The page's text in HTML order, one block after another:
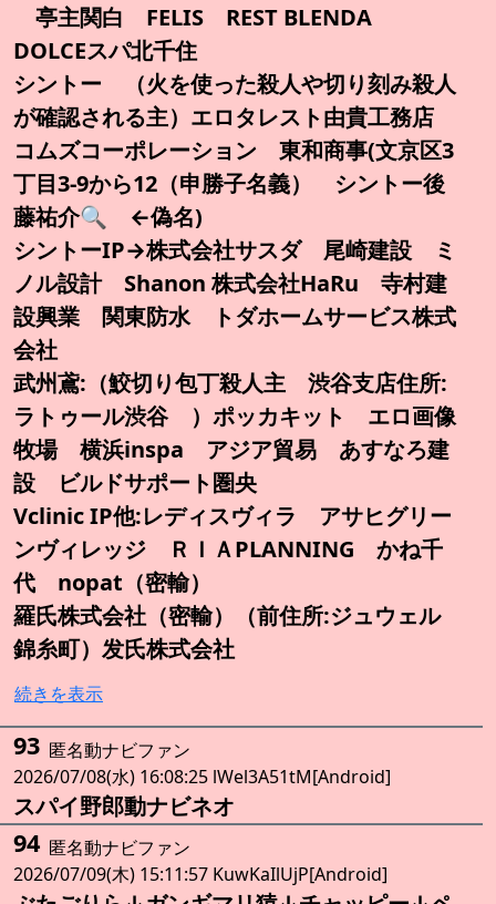
亭主関白 FELIS REST BLENDA
DOLCEスパ北千住
シントー （火を使った殺人や切り刻み殺人
が確認される主）エロタレスト由貴工務店
コムズコーポレーション 東和商事(文京区3
丁目3-9から12（申勝子名義） シントー後
藤祐介🔍️ ←偽名)
シントーIP→株式会社サスダ 尾崎建設 ミ
ノル設計 Shanon 株式会社HaRu 寺村建
設興業 関東防水 トダホームサービス株式
会社
武州鳶:（鮫切り包丁殺人主 渋谷支店住所:
ラトゥール渋谷 ）ポッカキット エロ画像
牧場 横浜inspa アジア貿易 あすなろ建
設 ビルドサポート圏央
Vclinic IP他:レディスヴィラ アサヒグリー
ンヴィレッジ ＲＩＡPLANNING かね千
代 nopat（密輸）
羅氏株式会社（密輸）（前住所:ジュウェル
錦糸町）发氏株式会社
続きを表示
93 匿名動ナビファン
2026/07/08(水) 16:08:25 lWel3A51tM[Android]
スパイ野郎動ナビネオ
94 匿名動ナビファン
2026/07/09(木) 15:11:57 KuwKaIlUjP[Android]